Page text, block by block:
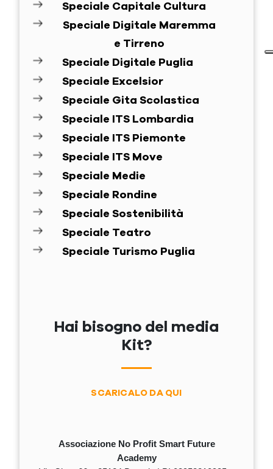
Speciale Capitale Cultura
Speciale Digitale Maremma
e Tirreno
Speciale Digitale Puglia
Speciale Excelsior
Speciale Gita Scolastica
Speciale ITS Lombardia
Speciale ITS Piemonte
Speciale ITS Move
Speciale Medie
Speciale Rondine
Speciale Sostenibilità
Speciale Teatro
Speciale Turismo Puglia
Hai bisogno del media
Kit?
SCARICALO DA QUI
Associazione No Profit Smart Future
Academy